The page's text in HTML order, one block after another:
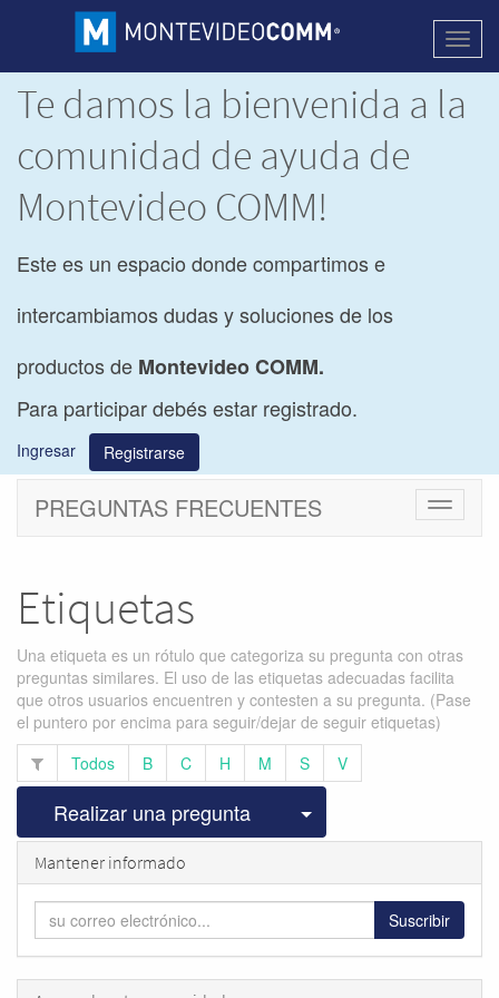
Te damos la bienvenida a la
comunidad de ayuda de
Montevideo COMM!
Este es un espacio donde compartimos e
intercambiamos dudas y soluciones de los
productos de Montevideo COMM.
Para participar debés estar registrado.
Ingresar Registrarse
Cambiar
PREGUNTAS FRECUENTES
Etiquetas
Una etiqueta es un rótulo que categoriza su pregunta con otras
preguntas similares. El uso de las etiquetas adecuadas facilita
que otros usuarios encuentren y contesten a su pregunta. (Pase
el puntero por encima para seguir/dejar de seguir etiquetas)
Todos
B C H M S V
Realizar una pregunta Seleccionar
Mantener informado
Suscribir